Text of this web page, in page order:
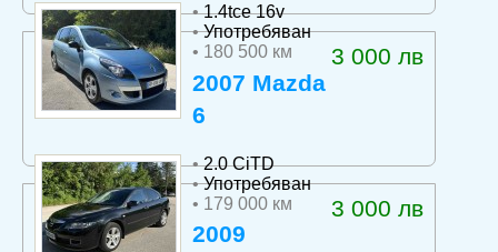
•1.4tce 16v
•Употребяван
• 180 500 км
3 000 лв
2007 Mazda
6
•2.0 CiTD
•Употребяван
• 179 000 км
3 000 лв
2009